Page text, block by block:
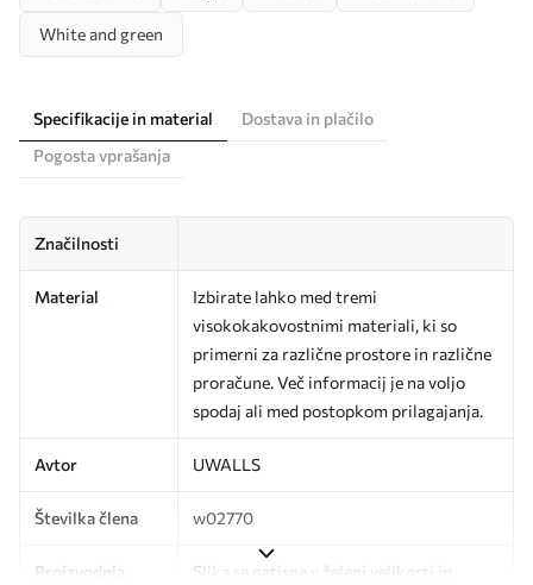
White and green
Specifikacije in material
Dostava in plačilo
Pogosta vprašanja
Značilnosti
Material
Izbirate lahko med tremi
visokokakovostnimi materiali, ki so
primerni za različne prostore in različne
proračune. Več informacij je na voljo
spodaj ali med postopkom prilagajanja.
Avtor UWALLS
Številka člena w02770
Proizvodnja
Slika se natisne v želeni velikosti in